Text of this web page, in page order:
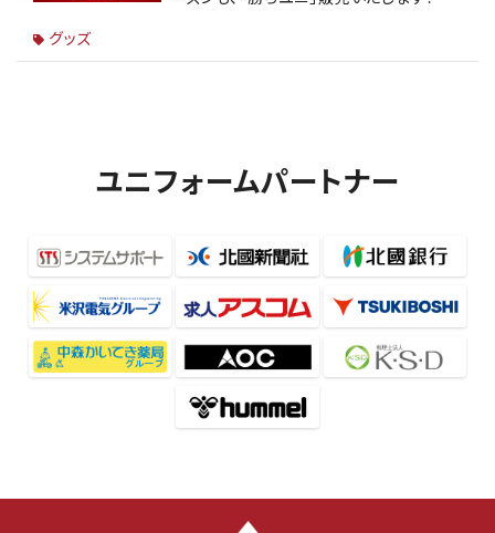
グッズ
ユニフォームパートナー